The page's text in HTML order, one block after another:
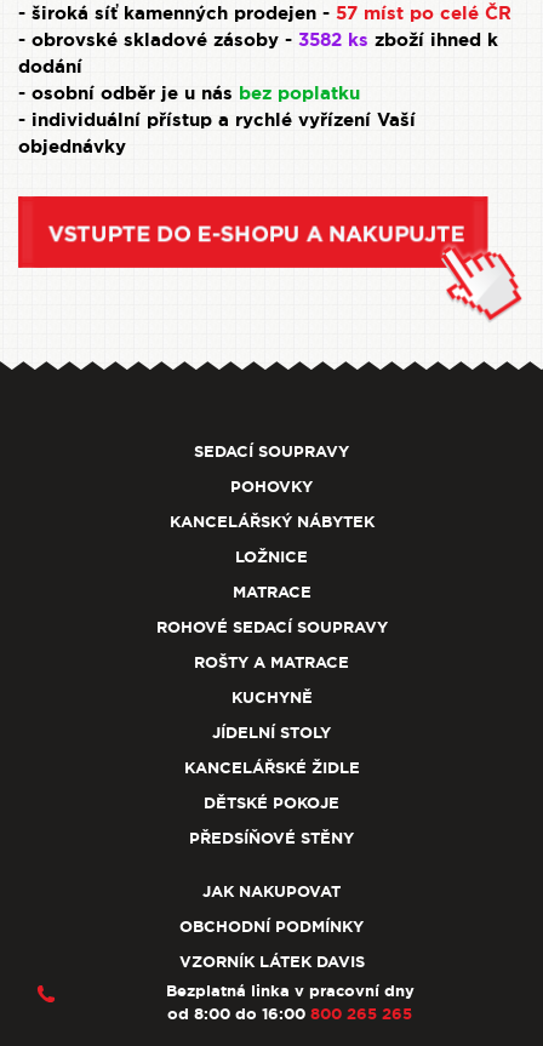
- široká síť kamenných prodejen - 57 míst po celé ČR
- obrovské skladové zásoby - 3582 ks zboží ihned k
dodání
- osobní odběr je u nás bez poplatku
- individuální přístup a rychlé vyřízení Vaší
objednávky
SEDACÍ SOUPRAVY
POHOVKY
KANCELÁŘSKÝ NÁBYTEK
LOŽNICE
MATRACE
ROHOVÉ SEDACÍ SOUPRAVY
ROŠTY A MATRACE
KUCHYNĚ
JÍDELNÍ STOLY
KANCELÁŘSKÉ ŽIDLE
DĚTSKÉ POKOJE
PŘEDSÍŇOVÉ STĚNY
JAK NAKUPOVAT
OBCHODNÍ PODMÍNKY
VZORNÍK LÁTEK DAVIS
Bezplatná linka v pracovní dny
od 8:00 do 16:00 800 265 265